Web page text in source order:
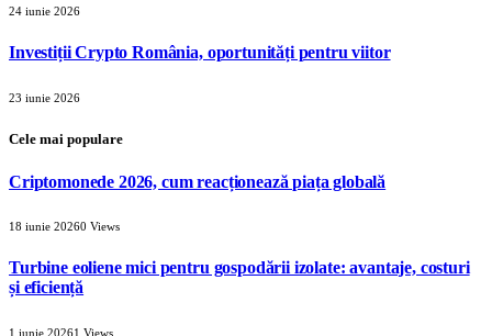
24 iunie 2026
Investiții Crypto România, oportunități pentru viitor
23 iunie 2026
Cele mai populare
Criptomonede 2026, cum reacționează piața globală
18 iunie 20260 Views
Turbine eoliene mici pentru gospodării izolate: avantaje, costuri
și eficiență
1 iunie 20261 Views